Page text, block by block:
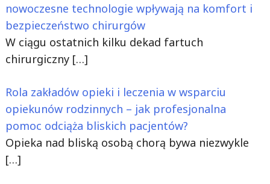
nowoczesne technologie wpływają na komfort i
bezpieczeństwo chirurgów
W ciągu ostatnich kilku dekad fartuch
chirurgiczny […]
Rola zakładów opieki i leczenia w wsparciu
opiekunów rodzinnych – jak profesjonalna
pomoc odciąża bliskich pacjentów?
Opieka nad bliską osobą chorą bywa niezwykle
[…]